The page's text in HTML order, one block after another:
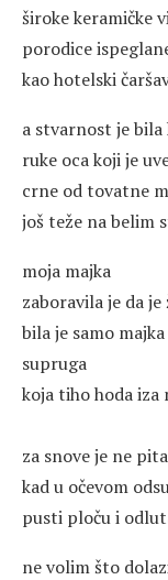
široke keramičke
porodice
kao hotelski
a stvarnost je bila
ruke oca koji je
crne od tovatne
još teže na belim
moja majka
zaboravila je da je
bila je samo majka
supruga
koja tiho hoda iza
za snove je ne
kad u očevom
pusti ploču i
ne volim što